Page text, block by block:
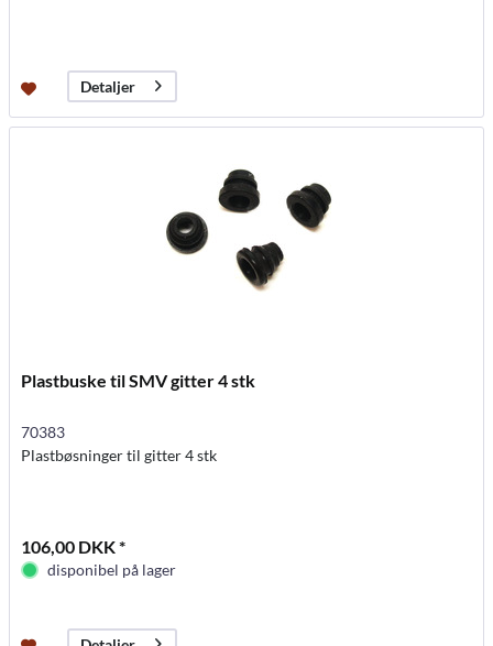
Detaljer
Plastbuske til SMV gitter 4 stk
70383
Plastbøsninger til gitter 4 stk
106,00 DKK *
disponibel på lager